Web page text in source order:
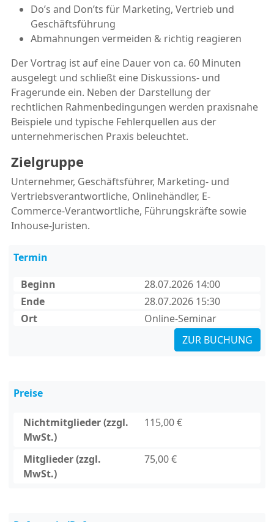
Do’s and Don’ts für Marketing, Vertrieb und
Geschäftsführung
Abmahnungen vermeiden & richtig reagieren
Der Vortrag ist auf eine Dauer von ca. 60 Minuten
ausgelegt und schließt eine Diskussions- und
Fragerunde ein. Neben der Darstellung der
rechtlichen Rahmenbedingungen werden praxisnahe
Beispiele und typische Fehlerquellen aus der
unternehmerischen Praxis beleuchtet.
Zielgruppe
Unternehmer, Geschäftsführer, Marketing- und
Vertriebsverantwortliche, Onlinehändler, E-
Commerce-Verantwortliche, Führungskräfte sowie
Inhouse-Juristen.
Termin
Beginn
28.07.2026 14:00
Ende
28.07.2026 15:30
Ort
Online-Seminar
ZUR BUCHUNG
Preise
Nichtmitglieder (zzgl.
MwSt.)
115,00 €
Mitglieder (zzgl.
MwSt.)
75,00 €